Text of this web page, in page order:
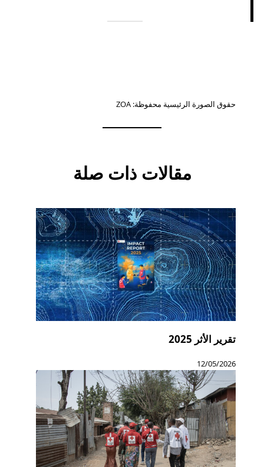
حقوق الصورة الرئيسية محفوظة: ZOA
مقالات ذات صلة
تقرير الأثر 2025
12/05/2026